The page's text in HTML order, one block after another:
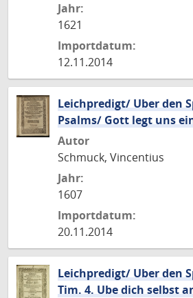
Jahr:
1621
Importdatum:
12.11.2014
Leichpredigt/ Uber den
Psalms/ Gott legt uns
Autor
Schmuck, Vincentius
Jahr:
1607
Importdatum:
20.11.2014
Leichpredigt/ Uber den
Tim. 4. Ube dich selbst